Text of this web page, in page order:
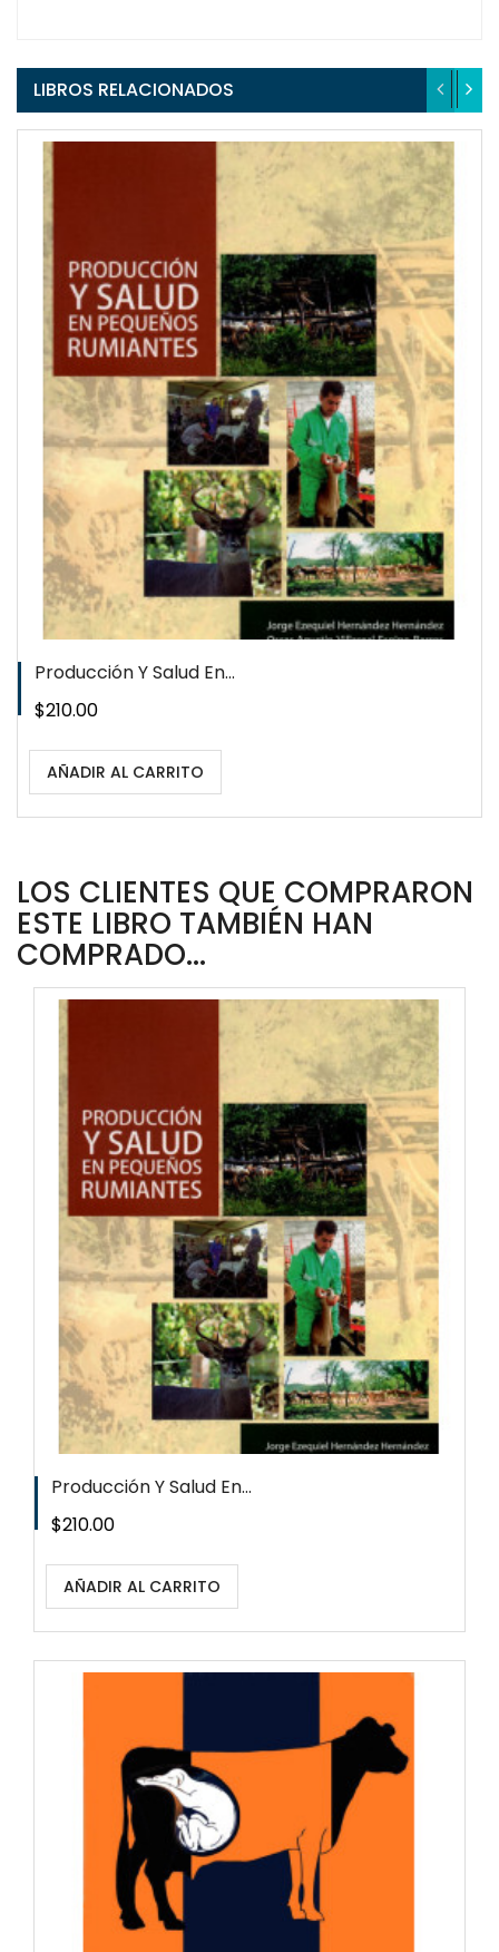
LIBROS RELACIONADOS
Producción Y Salud En...
Precio
$210.00
AÑADIR AL CARRITO
QUICKVIEW
WISHLIST
LOS CLIENTES QUE COMPRARON
ESTE LIBRO TAMBIÉN HAN
COMPRADO...
Producción Y Salud En...
Precio
$210.00
AÑADIR AL CARRITO